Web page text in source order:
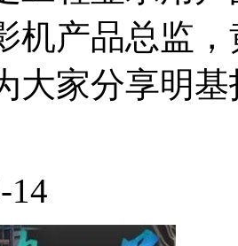
机产品总监
大家分享明
14